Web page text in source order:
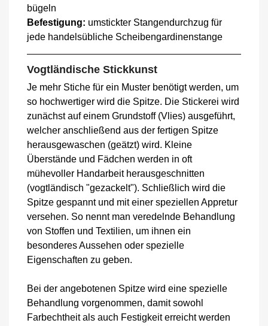
bügeln
Befestigung: umstickter Stangendurchzug für
jede handelsübliche Scheibengardinenstange
Vogtländische Stickkunst
Je mehr Stiche für ein Muster benötigt werden, um
so hochwertiger wird die Spitze. Die Stickerei wird
zunächst auf einem Grundstoff (Vlies) ausgeführt,
welcher anschließend aus der fertigen Spitze
herausgewaschen (geätzt) wird. Kleine
Überstände und Fädchen werden in oft
mühevoller Handarbeit herausgeschnitten
(vogtländisch "gezackelt"). Schließlich wird die
Spitze gespannt und mit einer speziellen Appretur
versehen. So nennt man veredelnde Behandlung
von Stoffen und Textilien, um ihnen ein
besonderes Aussehen oder spezielle
Eigenschaften zu geben.
Bei der angebotenen Spitze wird eine spezielle
Behandlung vorgenommen, damit sowohl
Farbechtheit als auch Festigkeit erreicht werden